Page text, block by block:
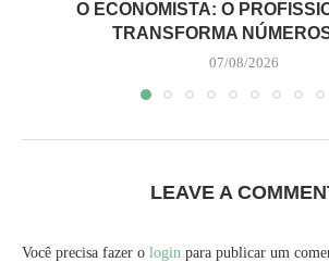
O ECONOMISTA: O
TRANSFORMA
07/08/2026
LEAVE A
Você precisa fazer o login para publicar um